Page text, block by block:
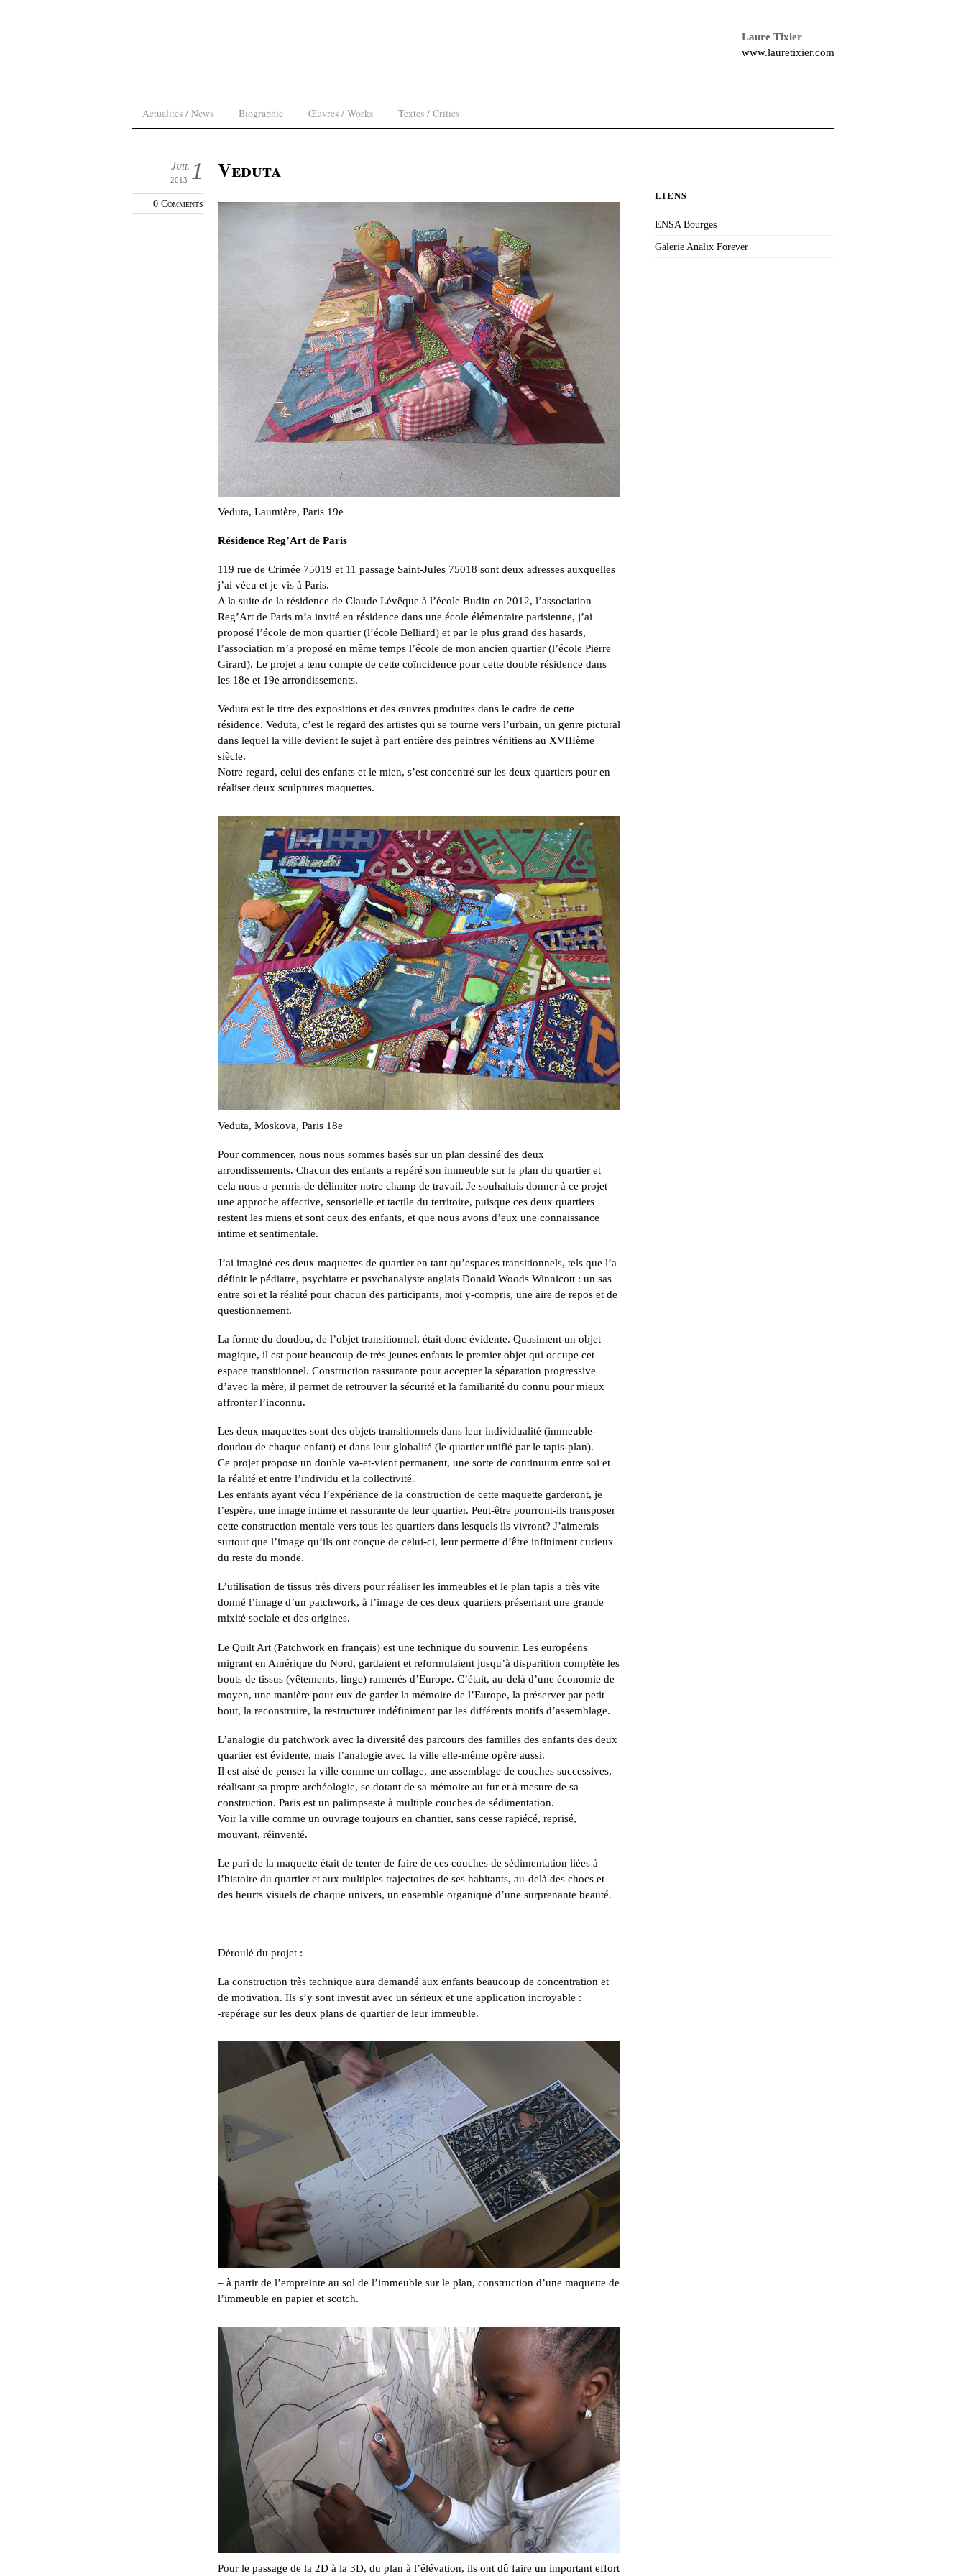
Actualités / News Biographie Œuvres / Works Textes / Critics
Laure Tixier
www.lauretixier.com
1
Juil
2013
0 Comments
Veduta
Veduta, Laumière, Paris 19e
Résidence Reg’Art de Paris
119 rue de Crimée 75019 et 11 passage Saint-Jules 75018 sont deux adresses auxquelles
j’ai vécu et je vis à Paris.
A la suite de la résidence de Claude Lévêque à l’école Budin en 2012, l’association
Reg’Art de Paris m’a invité en résidence dans une école élémentaire parisienne, j’ai
proposé l’école de mon quartier (l’école Belliard) et par le plus grand des hasards,
l’association m’a proposé en même temps l’école de mon ancien quartier (l’école Pierre
Girard). Le projet a tenu compte de cette coïncidence pour cette double résidence dans
les 18e et 19e arrondissements.
Veduta est le titre des expositions et des œuvres produites dans le cadre de cette
résidence. Veduta, c’est le regard des artistes qui se tourne vers l’urbain, un genre pictural
dans lequel la ville devient le sujet à part entière des peintres vénitiens au XVIIIème
siècle.
Notre regard, celui des enfants et le mien, s’est concentré sur les deux quartiers pour en
réaliser deux sculptures maquettes.
Veduta, Moskova, Paris 18e
Pour commencer, nous nous sommes basés sur un plan dessiné des deux
arrondissements. Chacun des enfants a repéré son immeuble sur le plan du quartier et
cela nous a permis de délimiter notre champ de travail. Je souhaitais donner à ce projet
une approche affective, sensorielle et tactile du territoire, puisque ces deux quartiers
restent les miens et sont ceux des enfants, et que nous avons d’eux une connaissance
intime et sentimentale.
J’ai imaginé ces deux maquettes de quartier en tant qu’espaces transitionnels, tels que l’a
définit le pédiatre, psychiatre et psychanalyste anglais Donald Woods Winnicott : un sas
entre soi et la réalité pour chacun des participants, moi y-compris, une aire de repos et de
questionnement.
La forme du doudou, de l’objet transitionnel, était donc évidente. Quasiment un objet
magique, il est pour beaucoup de très jeunes enfants le premier objet qui occupe cet
espace transitionnel. Construction rassurante pour accepter la séparation progressive
d’avec la mère, il permet de retrouver la sécurité et la familiarité du connu pour mieux
affronter l’inconnu.
Les deux maquettes sont des objets transitionnels dans leur individualité (immeuble-
doudou de chaque enfant) et dans leur globalité (le quartier unifié par le tapis-plan).
Ce projet propose un double va-et-vient permanent, une sorte de continuum entre soi et
la réalité et entre l’individu et la collectivité.
Les enfants ayant vécu l’expérience de la construction de cette maquette garderont, je
l’espère, une image intime et rassurante de leur quartier. Peut-être pourront-ils transposer
cette construction mentale vers tous les quartiers dans lesquels ils vivront? J’aimerais
surtout que l’image qu’ils ont conçue de celui-ci, leur permette d’être infiniment curieux
du reste du monde.
L’utilisation de tissus très divers pour réaliser les immeubles et le plan tapis a très vite
donné l’image d’un patchwork, à l’image de ces deux quartiers présentant une grande
mixité sociale et des origines.
Le Quilt Art (Patchwork en français) est une technique du souvenir. Les européens
migrant en Amérique du Nord, gardaient et reformulaient jusqu’à disparition complète les
bouts de tissus (vêtements, linge) ramenés d’Europe. C’était, au-delà d’une économie de
moyen, une manière pour eux de garder la mémoire de l’Europe, la préserver par petit
bout, la reconstruire, la restructurer indéfiniment par les différents motifs d’assemblage.
L’analogie du patchwork avec la diversité des parcours des familles des enfants des deux
quartier est évidente, mais l’analogie avec la ville elle-même opère aussi.
Il est aisé de penser la ville comme un collage, une assemblage de couches successives,
réalisant sa propre archéologie, se dotant de sa mémoire au fur et à mesure de sa
construction. Paris est un palimpseste à multiple couches de sédimentation.
Voir la ville comme un ouvrage toujours en chantier, sans cesse rapiécé, reprisé,
mouvant, réinventé.
Le pari de la maquette était de tenter de faire de ces couches de sédimentation liées à
l’histoire du quartier et aux multiples trajectoires de ses habitants, au-delà des chocs et
des heurts visuels de chaque univers, un ensemble organique d’une surprenante beauté.
Déroulé du projet :
La construction très technique aura demandé aux enfants beaucoup de concentration et
de motivation. Ils s’y sont investit avec un sérieux et une application incroyable :
-repérage sur les deux plans de quartier de leur immeuble.
– à partir de l’empreinte au sol de l’immeuble sur le plan, construction d’une maquette de
l’immeuble en papier et scotch.
Pour le passage de la 2D à la 3D, du plan à l’élévation, ils ont dû faire un important effort
LIENS
ENSA Bourges
Galerie Analix Forever